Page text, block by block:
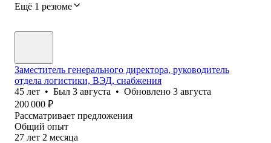
Ещё 1 резюме
Заместитель генерального директора, руководитель
отдела логистики, ВЭД, снабжения
45 лет • Был 3 августа • Обновлено 3 августа
200 000 ₽
Рассматривает предложения
Общий опыт
27 лет 2 месяца